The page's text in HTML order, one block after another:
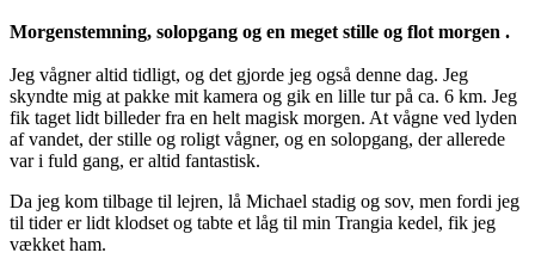
Morgenstemning, solopgang og en meget stille og flot morgen .
Jeg vågner altid tidligt, og det gjorde jeg også denne dag. Jeg
skyndte mig at pakke mit kamera og gik en lille tur på ca. 6 km. Jeg
fik taget lidt billeder fra en helt magisk morgen. At vågne ved lyden
af vandet, der stille og roligt vågner, og en solopgang, der allerede
var i fuld gang, er altid fantastisk.
Da jeg kom tilbage til lejren, lå Michael stadig og sov, men fordi jeg
til tider er lidt klodset og tabte et låg til min Trangia kedel, fik jeg
vækket ham.